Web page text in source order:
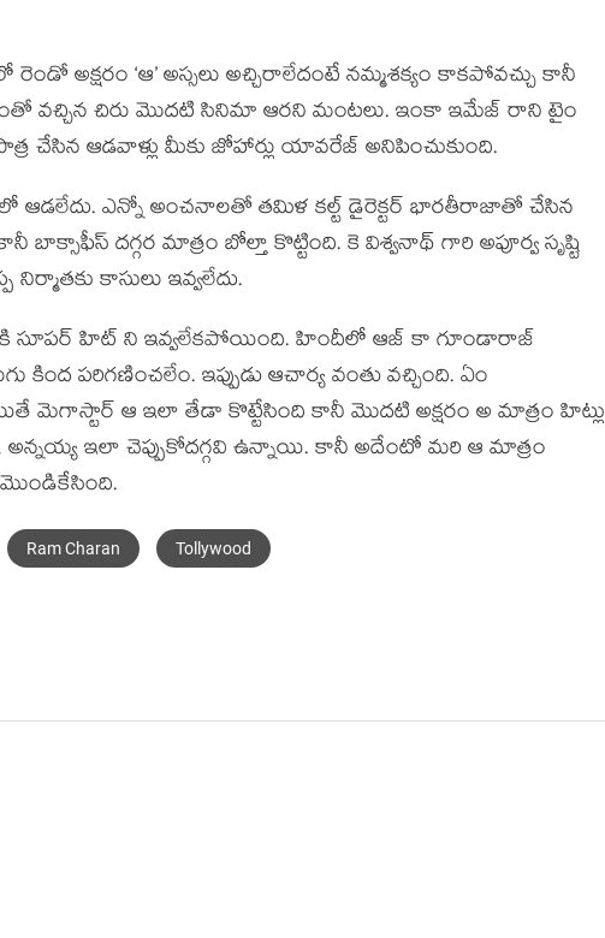
అక్షరం ‘ఆ’ అస్సలు అచ్చిరాలేదంటే నమ్మశక్యం కాకపోవచ్చు కానీ
వచ్చిన చిరు మొదటి సినిమా ఆరని మంటలు. ఇంకా ఇమేజ్ రాని టైం
చేసిన ఆడవాళ్లు మీకు జోహార్లు యావరేజ్ అనిపించుకుంది.
ఎన్నో అంచనాలతో తమిళ కల్ట్ డైరెక్టర్ భారతీరాజాతో చేసిన
దగ్గర మాత్రం బోల్తా కొట్టింది. కె విశ్వనాథ్ గారి అపూర్వ సృష్టి
నిర్మాతకు కాసులు ఇవ్వలేదు.
సూపర్ హిట్ ని ఇవ్వలేకపోయింది. హిందీలో ఆజ్ కా గూండారాజ్
పరిగణించలేం. ఇప్పుడు ఆచార్య వంతు వచ్చింది. ఏం
మెగాస్టార్ ఆ ఇలా తేడా కొట్టేసింది కానీ మొదటి అక్షరం అ మాత్రం హిట్లు
ఇలా చెప్పుకోదగ్గవి ఉన్నాయి. కానీ అదేంటో మరి ఆ మాత్రం
Ram Charan Tollywood